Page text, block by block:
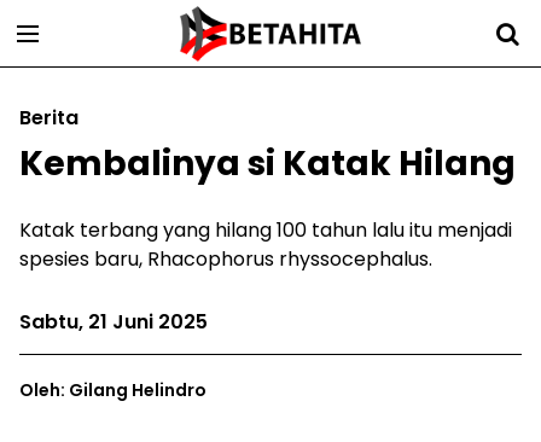
Berita
Kembalinya si Katak Hilang
Katak terbang yang hilang 100 tahun lalu itu menjadi
spesies baru, Rhacophorus rhyssocephalus.
Sabtu, 21 Juni 2025
Oleh: Gilang Helindro